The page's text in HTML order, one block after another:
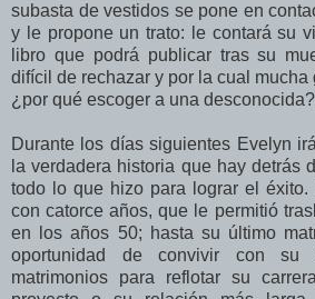
subasta de vestidos se pone en
y le propone un trato: le contará su
libro que podrá publicar tras su
difícil de rechazar y por la cual mucha
¿por qué escoger a una
Durante los días siguientes Evelyn
la verdadera historia que hay detrás
todo lo que hizo para lograr el éxito.
con catorce años, que le permitió
en los años 50; hasta su último
oportunidad de convivir con su
matrimonios para reflotar su